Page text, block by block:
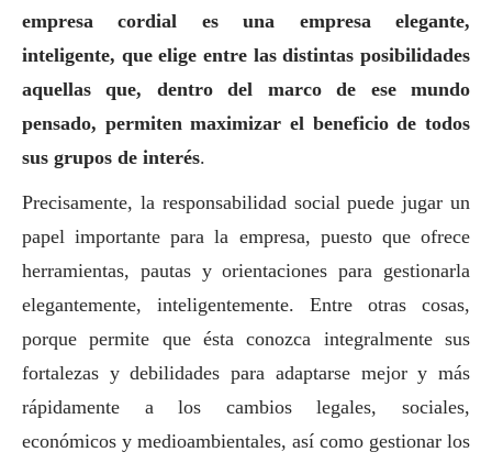
empresa cordial es una empresa elegante,
inteligente, que elige entre las distintas posibilidades
aquellas que, dentro del marco de ese mundo
pensado, permiten maximizar el beneficio de todos
sus grupos de interés.
Precisamente, la responsabilidad socialpuede jugar un
papel importante para la empresa, puesto que ofrece
herramientas, pautas y orientaciones para gestionarla
elegantemente, inteligentemente. Entre otras cosas,
porque permite que ésta conozca integralmente sus
fortalezas y debilidades para adaptarse mejor y más
rápidamente a los cambios legales, sociales,
económicos y medioambientales, así como gestionar los